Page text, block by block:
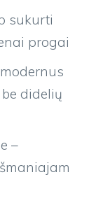
sukurti
progai
didelių
–